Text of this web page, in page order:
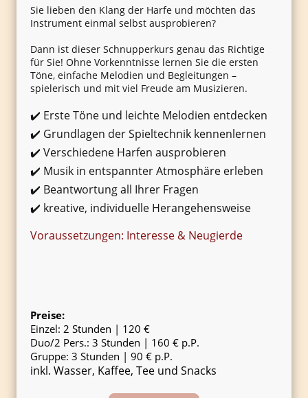
Sie lieben den Klang der Harfe und möchten das
Instrument einmal selbst ausprobieren?
Dann ist dieser Schnupperkurs genau das Richtige
für Sie! Ohne Vorkenntnisse lernen Sie die ersten
Töne, einfache Melodien und Begleitungen –
spielerisch und mit viel Freude am Musizieren.
✔️ Erste Töne und leichte Melodien entdecken
✔️ Grundlagen der Spieltechnik kennenlernen
✔️ Verschiedene Harfen ausprobieren
✔️ Musik in entspannter Atmosphäre erleben
✔️ Beantwortung all Ihrer Fragen
✔️ kreative, individuelle Herangehensweise
Voraussetzungen: Interesse & Neugierde
Preise:
Einzel: 2 Stunden | 120 €
Duo/2 Pers.: 3 Stunden | 160 € p.P.
Gruppe: 3 Stunden | 90 € p.P.
inkl. Wasser, Kaffee, Tee und Snacks